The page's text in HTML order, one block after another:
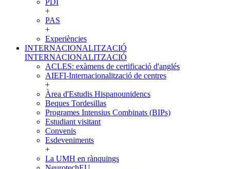
PDI
+
PAS
+
Experiències
INTERNACIONALITZACIÓ
INTERNACIONALITZACIÓ
ACLES: exàmens de certificació d'anglés
AIEFI-Internacionalització de centres
+
Àrea d'Estudis Hispanounidencs
Beques Tordesillas
Programes Intensius Combinats (BIPs)
Estudiant visitant
Convenis
Esdeveniments
+
La UMH en rànquings